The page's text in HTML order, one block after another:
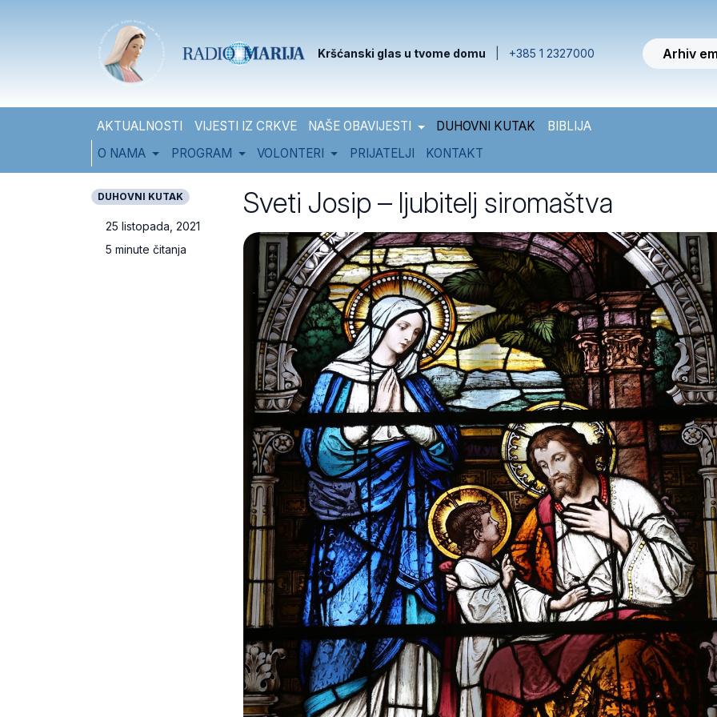
Kršćanski glas u tvome domu +385 1 2327000 Arhiv
AKTUALNOSTI VIJESTI IZ CRKVE NAŠE OBAVIJESTI DUHOVNI KUTAK
BIBLIJA
O NAMA
PROGRAM VOLONTERI PRIJATELJI KONTAKT
DUHOVNI KUTAK
25 listopada, 2021
5 minute čitanja
Sveti Josip – ljubitelj siromaštva